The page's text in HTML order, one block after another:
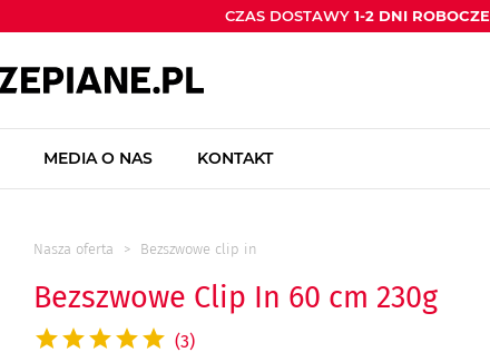
CZAS DOSTAWY 1-2 DNI ROBOCZE
MEDIA O NAS KONTAKT
Nasza oferta Bezszwowe clip in
Bezszwowe Clip In 60 cm 230g
(3)